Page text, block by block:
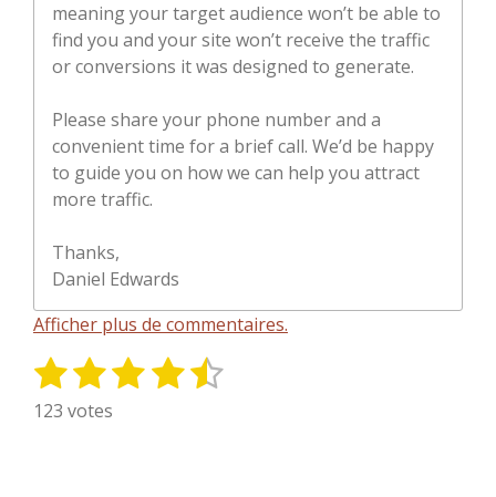
meaning your target audience won’t be able to
find you and your site won’t receive the traffic
or conversions it was designed to generate.
Please share your phone number and a
convenient time for a brief call. We’d be happy
to guide you on how we can help you attract
more traffic.
Thanks,
Daniel Edwards
Afficher plus de commentaires.
É
v
a
1
é
2
é
3
é
4 5
E
123 votes